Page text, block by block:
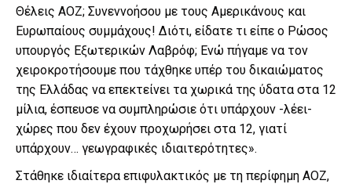
Θέλεις ΑΟΖ; Συνεννοήσου με τους Αμερικάνους και
Ευρωπαίους συμμάχους! Διότι, είδατε τι είπε ο Ρώσος
υπουργός Εξωτερικών Λαβρόφ; Ενώ πήγαμε να τον
χειροκροτήσουμε που τάχθηκε υπέρ του δικαιώματος
της Ελλάδας να επεκτείνει τα χωρικά της ύδατα στα 12
μίλια, έσπευσε να συμπληρώσιε ότι υπάρχουν -λέει-
χώρες που δεν έχουν προχωρήσει στα 12, γιατί
υπάρχουν… γεωγραφικές ιδιαιτερότητες».
Στάθηκε ιδιαίτερα επιφυλακτικός με τη περίφημη ΑΟΖ,